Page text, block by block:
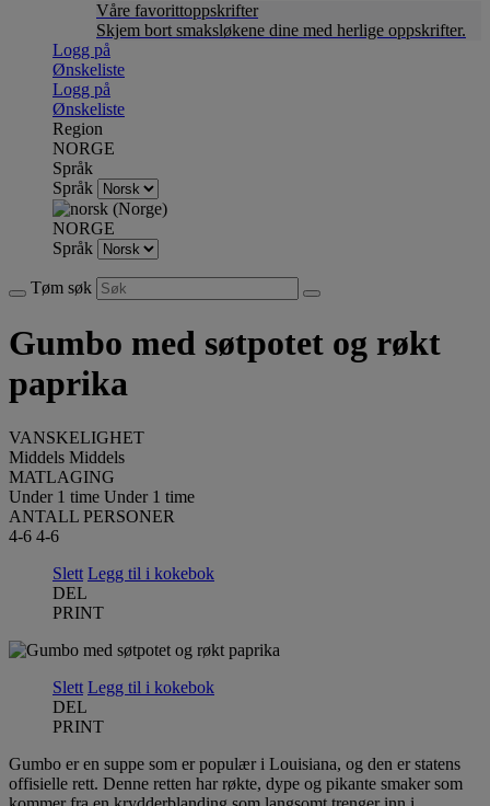
Våre favorittoppskrifter
Skjem bort smaksløkene dine med herlige oppskrifter.
Logg på
Ønskeliste
Logg på
Ønskeliste
Region
NORGE
Språk
Språk
NORGE
Språk
Tøm søk
Gumbo med søtpotet og røkt
paprika
VANSKELIGHET
Middels Middels
MATLAGING
Under 1 time Under 1 time
ANTALL PERSONER
4-6 4-6
Slett Legg til i kokebok
DEL
PRINT
Slett Legg til i kokebok
DEL
PRINT
Gumbo er en suppe som er populær i Louisiana, og den er statens
offisielle rett. Denne retten har røkte, dype og pikante smaker som